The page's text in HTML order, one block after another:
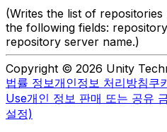
(Writes the list of
the following fields:
repository server name.)
Copyright © 2026 Unity
법률 정보개인정보 처리방침쿠
Use개인 정보 판매 또는 공유
설정)